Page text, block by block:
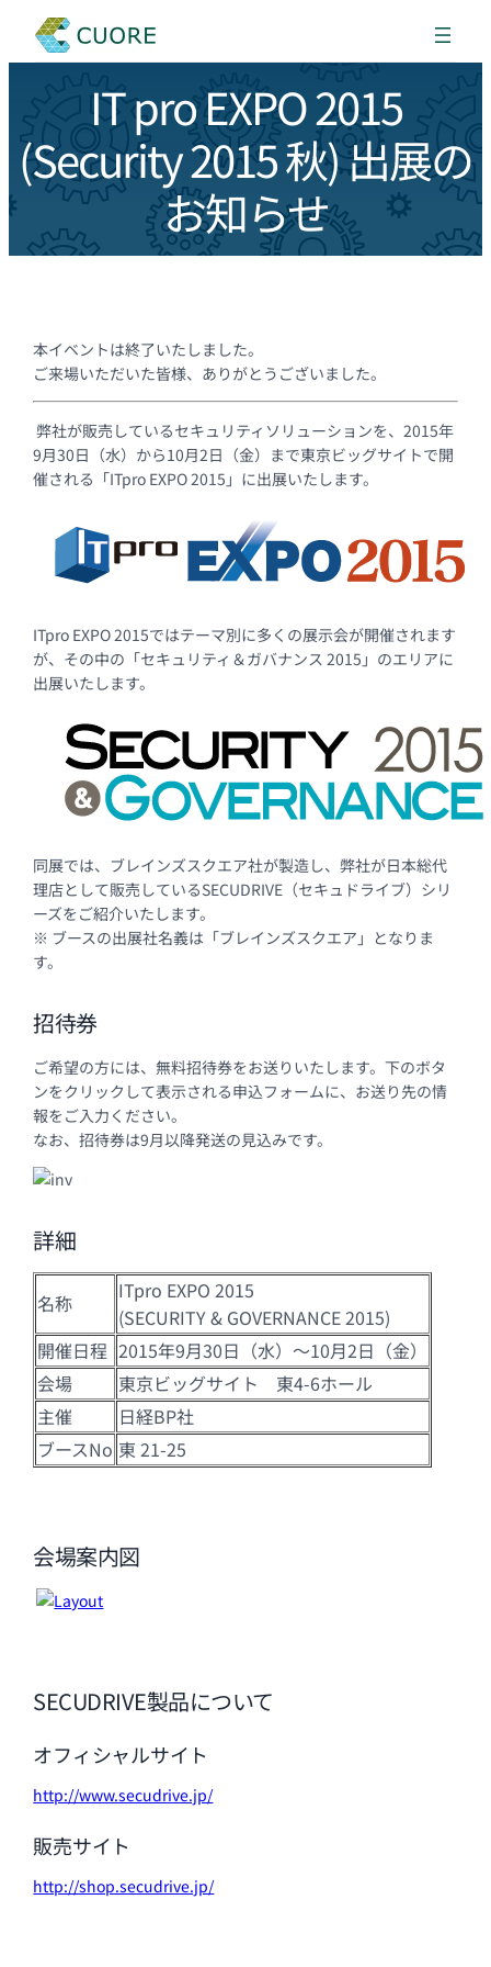
IT pro EXPO 2015
(Security 2015 秋) 出展の
お知らせ
本イベントは終了いたしました。
ご来場いただいた皆様、ありがとうございました。
弊社が販売しているセキュリティソリューションを、2015年
9月30日（水）から10月2日（金）まで東京ビッグサイトで開
催される「ITpro EXPO 2015」に出展いたします。
ITpro EXPO 2015ではテーマ別に多くの展示会が開催されます
が、その中の「セキュリティ＆ガバナンス 2015」のエリアに
出展いたします。
同展では、ブレインズスクエア社が製造し、弊社が日本総代
理店として販売しているSECUDRIVE（セキュドライブ）シリ
ーズをご紹介いたします。
※ ブースの出展社名義は「ブレインズスクエア」となりま
す。
招待券
ご希望の方には、無料招待券をお送りいたします。下のボタ
ンをクリックして表示される申込フォームに、お送り先の情
報をご入力ください。
なお、招待券は9月以降発送の見込みです。
詳細
名称
ITpro EXPO 2015
(SECURITY & GOVERNANCE 2015)
開催日程 2015年9月30日（水）～10月2日（金）
会場
東京ビッグサイト 東4-6ホール
主催
日経BP社
ブースNo 東 21-25
会場案内図
SECUDRIVE製品について
オフィシャルサイト
http://www.secudrive.jp/
販売サイト
http://shop.secudrive.jp/